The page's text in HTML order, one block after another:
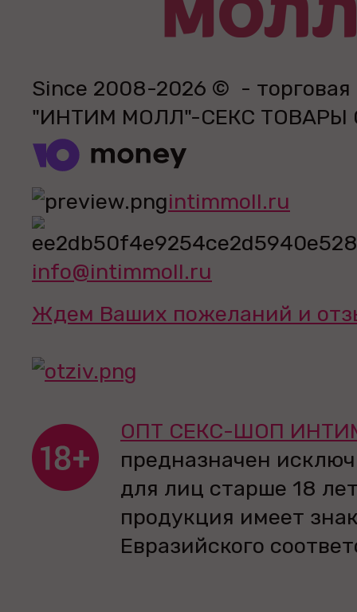
Since 2008-2026 © - торговая
"ИНТИМ МОЛЛ"-СЕКС
intimmoll.ru
info@intimmoll.ru
Ждем Ваших пожеланий и
ОПТ СЕКС-ШОП
предназначен
для лиц старше 18
продукция имеет
Евразийского